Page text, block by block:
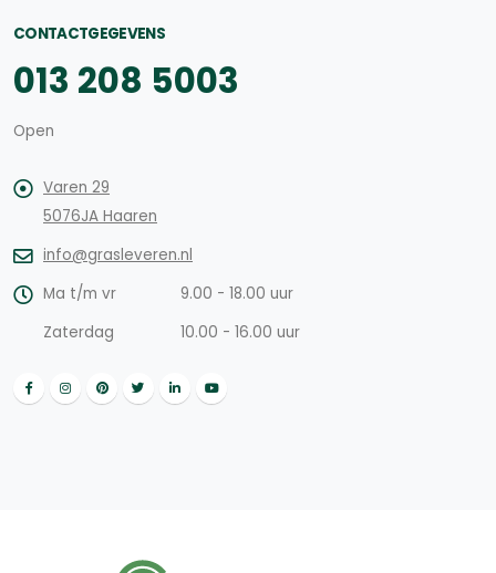
CONTACTGEGEVENS
013 208 5003
Open
Varen 29
5076JA Haaren
info@grasleveren.nl
Ma t/m vr
9.00 - 18.00 uur
Zaterdag
10.00 - 16.00 uur